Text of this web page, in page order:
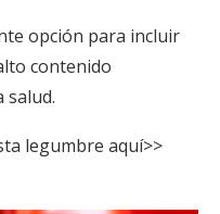
opción para incluir
contenido
salud.
legumbre aquí>>